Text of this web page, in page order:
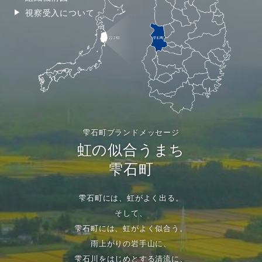
視察受入について
雫石町ブランドメッセージ
虹の似合うまち
雫石町
雫石町には、虹がよく出る。
そして、
雫石町には、虹がよく似合う。
雨上がりの岩手山に、
雫石川をはじめとする清流に、